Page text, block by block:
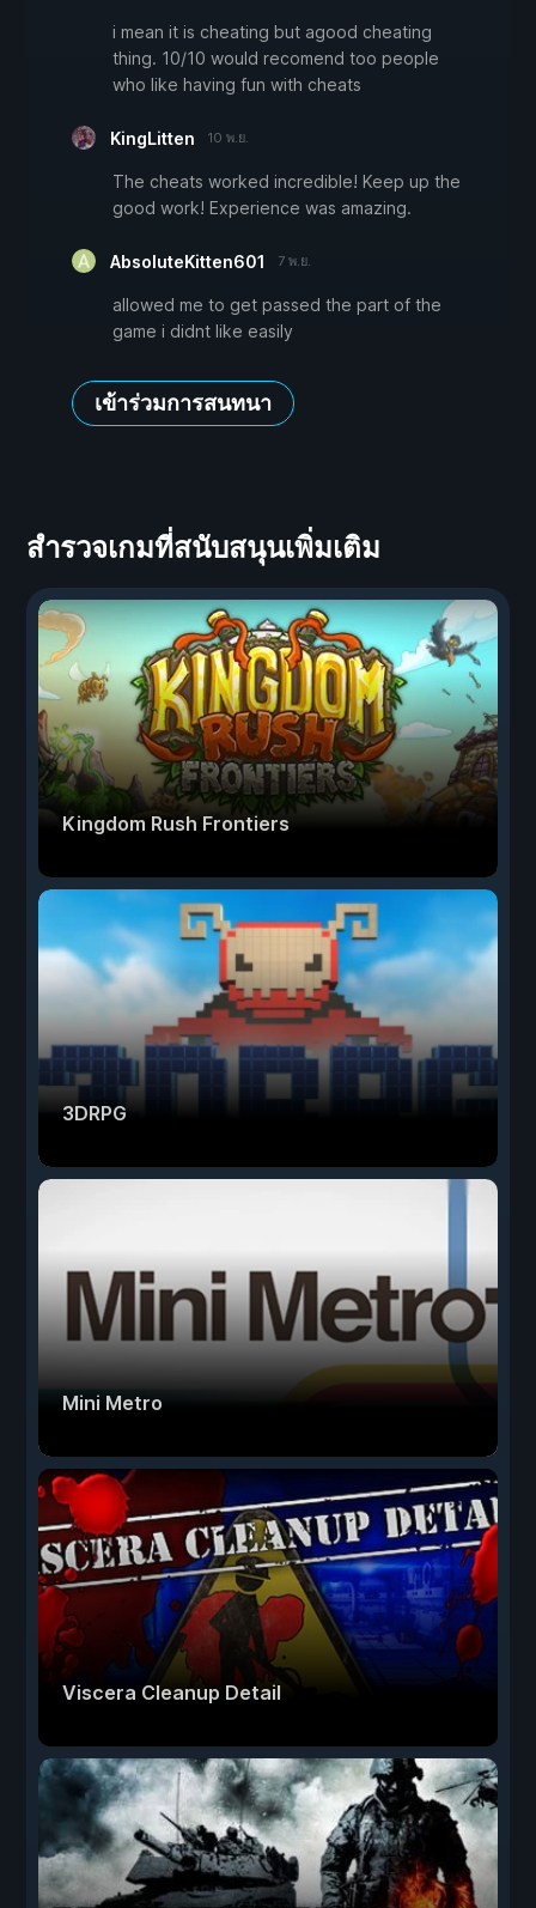
i mean it is cheating but agood cheating
thing. 10/10 would recomend too people
who like having fun with cheats
KingLitten 10 พ.ย.
The cheats worked incredible! Keep up the
good work! Experience was amazing.
AbsoluteKitten601 7 พ.ย.
allowed me to get passed the part of the
game i didnt like easily
เข้าร่วมการสนทนา
สำรวจเกมที่สนับสนุนเพิ่มเติม
Kingdom Rush Frontiers
3DRPG
Mini Metro
Viscera Cleanup Detail